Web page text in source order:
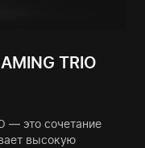
TRIO
— это сочетание
высокую